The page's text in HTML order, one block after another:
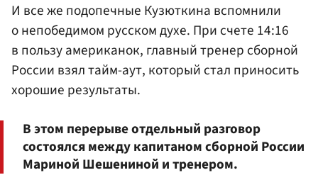
И все же подопечные Кузюткина вспомнили
о непобедимом русском духе. При счете 14:16
в пользу американок, главный тренер сборной
России взял тайм-аут, который стал приносить
хорошие результаты.
В этом перерыве отдельный разговор
состоялся между капитаном сборной России
Мариной Шешениной и тренером.